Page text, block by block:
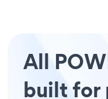
All
built for